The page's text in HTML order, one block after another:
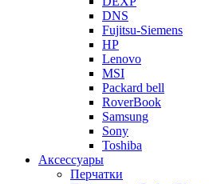
DNS
Fujitsu-Siemens
HP
Lenovo
MSI
Packard bell
RoverBook
Samsung
Sony
Toshiba
Аксессуары
Перчатки